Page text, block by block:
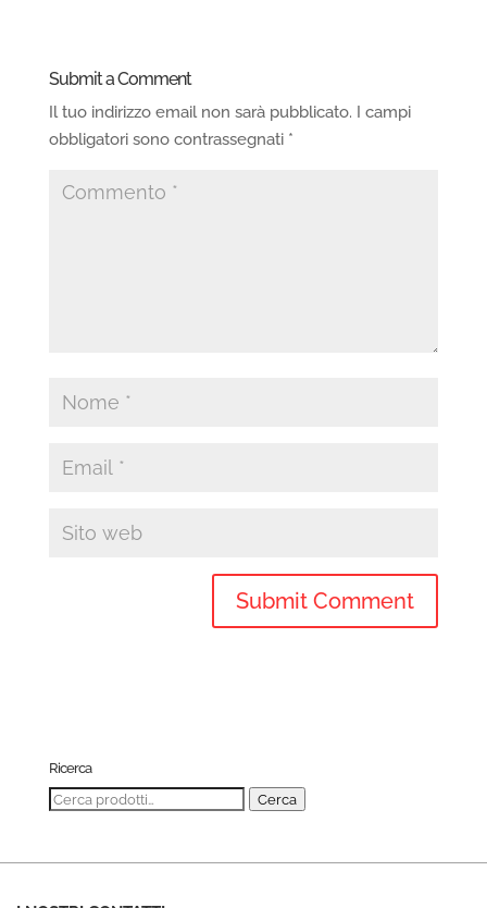
Submit a Comment
Il tuo indirizzo email non sarà pubblicato. I campi
obbligatori sono contrassegnati *
Ricerca
Cerca: Cerca